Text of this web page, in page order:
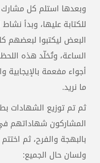
وبعدها استلم كل
للكتابة عليها، وبدأ
البعض ليكتبوا لبعضهم
الساعة، وتُخلّد هذه
أجواء مفعمة بالإيجابية
ما نريد.
ثم تم توزيع الشهادات
المشاركون شهاداتهم
بالبهجة والفرح، ثم
ولسان حال الجميع: